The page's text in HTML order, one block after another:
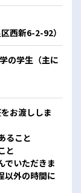
西新6-2-92）
の学生（主に
お渡ししま
ること
と
でいただきま
以外の時間に